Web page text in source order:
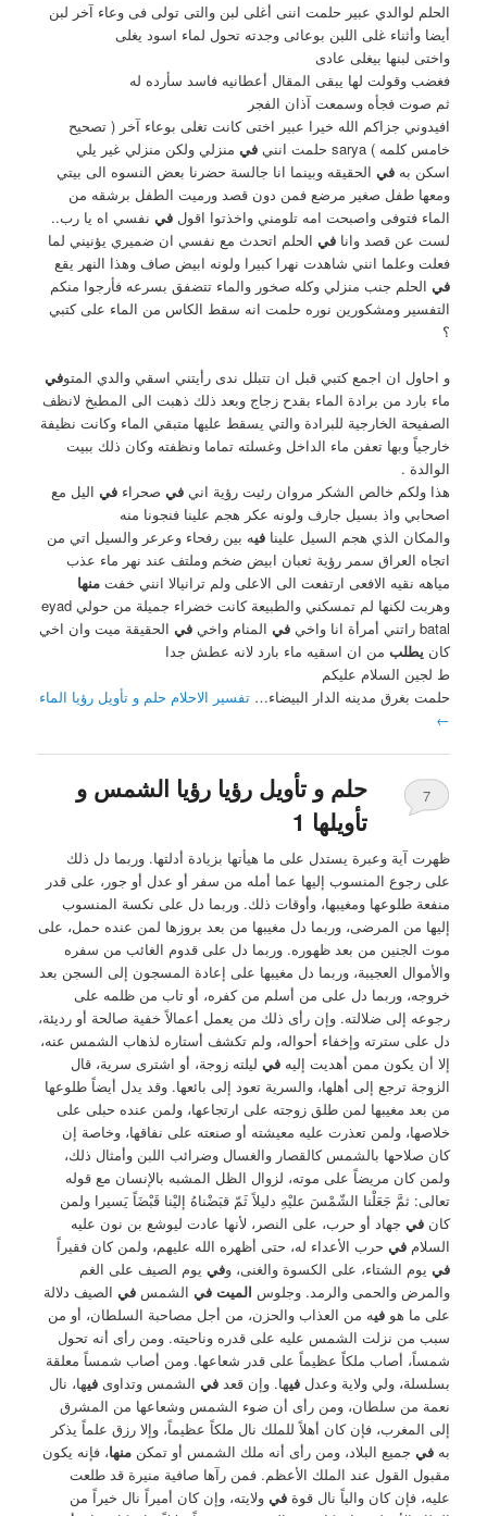
الحلم لوالدي عبير حلمت اننى أغلى لبن والتى تولى فى وعاء آخر لبن
أيضا وأثناء غلى اللبن بوعائى وجدته تحول لماء اسود يغلى
واختى لبنها بيغلى عادى
فغضب وقولت لها يبقى المقال أعطانيه فاسد سأرده له
ثم صوت فجأه وسمعت آذان الفجر
افيدوني جزاكم الله خيرا عبير اختى كانت تغلى بوعاء آخر ( تصحيح
خامس كلمه ) sarya حلمت انني
في منزلي ولكن منزلي غير يلي
اسكن بهفي الحقيقه وبينما انا جالسة حضرنا بعض النسوه الى بيتي
ومعها طفل صغير مرضع فمن دون قصد ورميت الطفل برشقه من
الماء فتوفى واصبحت امه تلومني واخذتوا اقولفي نفسي اه يا رب..
لست عن قصد وانافي الحلم اتحدث مع نفسي ان ضميري يؤنيني لما
فعلت وعلما انني شاهدت نهرا كبيرا ولونه ابيض صاف وهذا النهر يقع
في الحلم جنب منزلي وكله صخور والماء تتضفق بسرعه فأرجوا منكم
التفسير ومشكورين نوره حلمت انه سقط الكاس من الماء على كتبي
؟
و احاول ان اجمع كتبي قبل ان تتبلل ندى رأيتني اسقي والدي المتوفي
ماء بارد من برادة الماء بقدح زجاج وبعد ذلك ذهبت الى المطبخ لانظف
الصفيحة الخارجية للبرادة والتي يسقط عليها متبقي الماء وكانت نظيفة
خارجياً وبها تعفن ماء الداخل وغسلته تماما ونظفته وكان ذلك ببيت
الوالدة .
هذا ولكم خالص الشكر مروان رئيت رؤية انيفي صحراءفي اليل مع
اصحابي واذ بسيل جارف ولونه عكر هجم علينا فنجونا منه
والمكان الذي هجم السيل علينافيه بين رفحاء وعرعر والسيل اتي من
اتجاه العراق سمر رؤية ثعبان ابيض ضخم وملتف عند نهر ماء عذب
مياهه نقيه الافعى ارتفعت الى الاعلى ولم ترانيالا انني خفتمنها
وهربت لكنها لم تمسكني والطبيعة كانت خضراء جميلة من حولي eyad
batal راتني أمرأة انا واخي
في المنام واخيفي الحقيقة ميت وان اخي
كان يطلب من ان اسقيه ماء بارد لانه عطش جدا
ط لجين السلام عليكم
حلمت بغرق مدينه الدار البيضاء…تفسير الاحلام حلم و تأويل رؤيا الماء
←
حلم و تأويل رؤيا رؤيا الشمس و
تأويلها 1
7
ظهرت آية وعبرة يستدل على ما هيأتها بزيادة أدلتها. وربما دل ذلك
على رجوع المنسوب إليها عما أمله من سفر أو عدل أو جور، على قدر
منفعة طلوعها ومغيبها، وأوقات ذلك. وربما دل على نكسة المنسوب
إليها من المرضى، وربما دل مغيبها من بعد بروزها لمن عنده حمل، على
موت الجنين من بعد ظهوره. وربما دل على قدوم الغائب من سفره
والأموال العجيبة، وربما دل مغيبها على إعادة المسجون إلى السجن بعد
خروجه، وربما دل على من أسلم من كفره، أو تاب من ظلمه على
رجوعه إلى ضلالته. وإن رأى ذلك من يعمل أعمالاً خفية صالحة أو رديئة،
دل على سترته وإخفاء أحواله، ولم تكشف أستاره لذهاب الشمس عنه،
إلا أن يكون ممن أهديت إليهفي ليلته زوجة، أو اشترى سرية، قال
الزوجة ترجع إلى أهلها، والسرية تعود إلى بائعها. وقد يدل أيضاً طلوعها
من بعد مغيبها لمن طلق زوجته على ارتجاعها، ولمن عنده حبلى على
خلاصها، ولمن تعذرت عليه معيشته أو صنعته على نفاقها، وخاصة إن
كان صلاحها بالشمس كالقصار والغسال وضرائب اللبن وأمثال ذلك،
ولمن كان مريضاً على موته، لزوال الظل المشبه بالإنسان مع قوله
تعالى: ثمَّ جَعَلْنا الشّمْسَ عليْهِ دليلاً ثَمّ قبَضْناهُ إليْنا قَبْضَاً يَسيرا ولمن
كانفي جهاد أو حرب، على النصر، لأنها عادت ليوشع بن نون عليه
السلامفي حرب الأعداء له، حتى أظهره الله عليهم، ولمن كان فقيراً
في يوم الشتاء، على الكسوة والغنى، وفي يوم الصيف على الغم
والمرض والحمى والرمد. وجلوس الميت في الشمسفي الصيف دلالة
على ما هوفيه من العذاب والحزن، من أجل مصاحبة السلطان، أو من
سبب من نزلت الشمس عليه على قدره وناحيته. ومن رأى أنه تحول
شمساً، أصاب ملكاً عظيماً على قدر شعاعها. ومن أصاب شمساً معلقة
بسلسلة، ولي ولاية وعدلفيها. وإن قعدفي الشمس وتداوىفيها، نال
نعمة من سلطان، ومن رأى أن ضوء الشمس وشعاعها من المشرق
إلى المغرب، فإن كان أهلاً للملك نال ملكاً عظيماً، وإلا رزق علماً يذكر
بهفي جميع البلاد، ومن رأى أنه ملك الشمس أو تمكنمنها، فإنه يكون
مقبول القول عند الملك الأعظم. فمن رآها صافية منيرة قد طلعت
عليه، فإن كان والياً نال قوةفي ولايته، وإن كان أميراً نال خيراً من